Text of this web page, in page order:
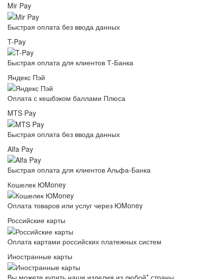
Mir Pay
Быстрая оплата без ввода данных
T-Pay
Быстрая оплата для клиентов Т-Банка
Яндекс Пэй
Оплата с кешбэком баллами Плюса
MTS Pay
Быстрая оплата без ввода данных
Alfa Pay
Быстрая оплата для клиентов Альфа-Банка
Кошелек ЮMoney
Оплата товаров или услуг через ЮMoney
Российские карты
Оплата картами российских платежных систем
Иностранные карты
Вы можете купить наши изделия из любой* страны